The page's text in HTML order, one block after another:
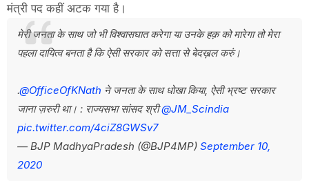
मंत्री पद कहीं अटक गया है।
मेरी जनता के साथ जो भी विश्वासघात करेगा या उनके हक़ को मारेगा तो मेरा
पहला दायित्व बनता है कि ऐसी सरकार को सत्ता से बेदख़ल करुं।
.@OfficeOfKNath ने जनता के साथ धोखा किया, ऐसी भ्रष्ट सरकार
जाना ज़रुरी था। : राज्यसभा सांसद श्री@JM_Scindia
pic.twitter.com/4ciZ8GWSv7
— BJP MadhyaPradesh (@BJP4MP) September 10,
2020